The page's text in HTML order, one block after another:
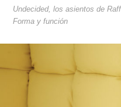
Undecided, los asientos de
Forma y función